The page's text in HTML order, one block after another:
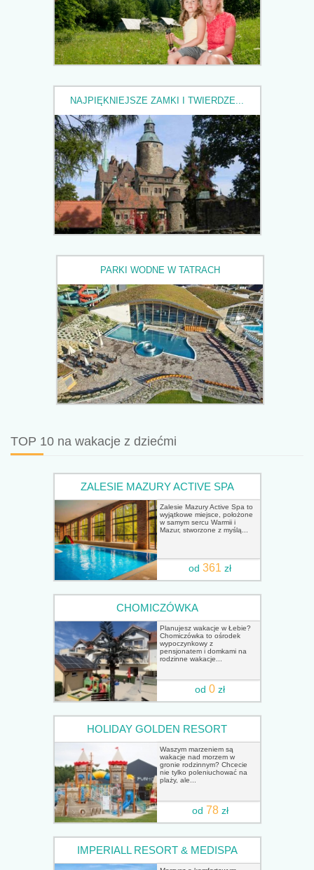
NAJPIĘKNIEJSZE ZAMKI I TWIERDZE...
PARKI WODNE W TATRACH
TOP 10 na wakacje z dziećmi
ZALESIE MAZURY ACTIVE SPA
Zalesie Mazury Active Spa to
wyjątkowe miejsce, położone
w samym sercu Warmii i
Mazur, stworzone z myślą...
od361 zł
CHOMICZÓWKA
Planujesz wakacje w Łebie?
Chomiczówka to ośrodek
wypoczynkowy z
pensjonatem i domkami na
rodzinne wakacje...
od0 zł
HOLIDAY GOLDEN RESORT
Waszym marzeniem są
wakacje nad morzem w
gronie rodzinnym? Chcecie
nie tylko poleniuchować na
plaży, ale...
od 78zł
IMPERIALL RESORT & MEDISPA